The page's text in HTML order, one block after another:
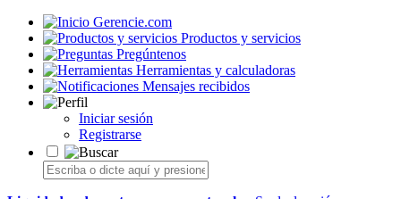
Gerencie.com
Productos y servicios
Pregúntenos
Herramientas y calculadoras
Mensajes recibidos
Iniciar sesión
Registrarse